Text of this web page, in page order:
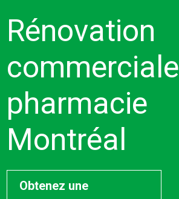
Rénovation
commerciale
pharmacie
Montréal
Obtenez une